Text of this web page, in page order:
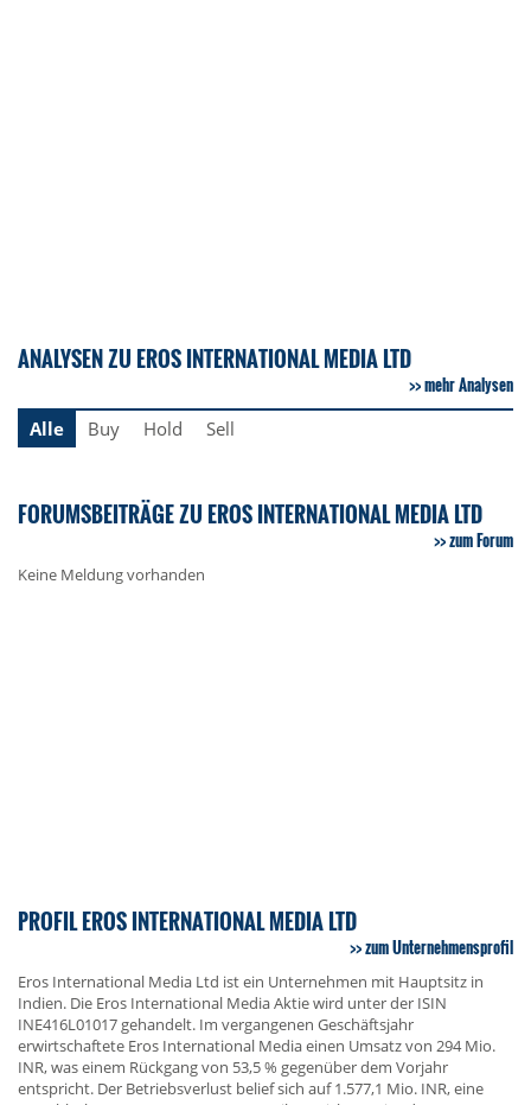
ANALYSEN ZU EROS INTERNATIONAL MEDIA LTD
mehr Analysen
Alle
Buy Hold Sell
FORUMSBEITRÄGE ZU EROS INTERNATIONAL MEDIA LTD
zum Forum
Keine Meldung vorhanden
PROFIL EROS INTERNATIONAL MEDIA LTD
zum Unternehmensprofil
Eros International Media Ltd ist ein Unternehmen mit Hauptsitz in
Indien. Die Eros International Media Aktie wird unter der ISIN
INE416L01017 gehandelt. Im vergangenen Geschäftsjahr
erwirtschaftete Eros International Media einen Umsatz von 294 Mio.
INR, was einem Rückgang von 53,5 % gegenüber dem Vorjahr
entspricht. Der Betriebsverlust belief sich auf 1.577,1 Mio. INR, eine